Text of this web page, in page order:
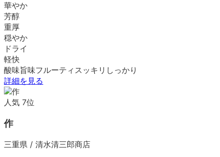
華やか
芳醇
重厚
穏やか
ドライ
軽快
酸味旨味フルーティ スッキリ しっかり
詳細を見る
人気 7位
作
三重県 / 清水清三郎商店